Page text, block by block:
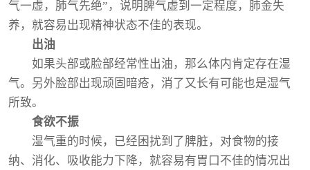
气一虚，肺气先绝”，说明脾气虚到一定程度，肺金失
养，就容易出现精神状态不佳的表现。
出油
如果头部或脸部经常性出油，那么体内肯定存在湿
气。另外脸部出现顽固暗疮，消了又长有可能也是湿气
所致。
食欲不振
湿气重的时候，已经困扰到了脾脏，对食物的接
纳、消化、吸收能力下降，就容易有胃口不佳的情况出